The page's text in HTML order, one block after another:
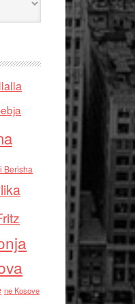
Berisha
ne Kosove